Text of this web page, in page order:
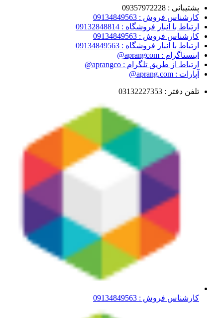
پشتیبانی : 09357972228
کارشناس فروش : 09134849563
ارتباط با انبار فروشگاه : 09132848814
کارشناس فروش : 09134849563
ارتباط با انبار فروشگاه : 09134849563
اینستاگرام : aprangcom@
ارتباط از طریق تلگرام : aprangco@
آپارات : aprang.com@
تلفن دفتر : 03132227353
کارشناس فروش : 09134849563